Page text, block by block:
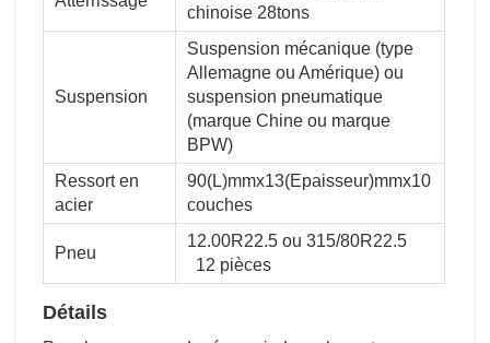
chinoise 28tons
Suspension
Suspension mécanique (type
Allemagne ou Amérique) ou
suspension pneumatique
(marque Chine ou marque
BPW)
Ressort en
acier
90(L)mmx13(Epaisseur)mmx10
couches
Pneu
12.00R22.5 ou 315/80R22.5
12 pièces
Détails